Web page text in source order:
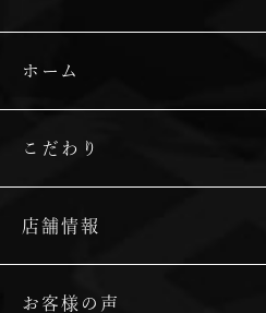
ホーム
こだわり
店舗情報
お客様の声